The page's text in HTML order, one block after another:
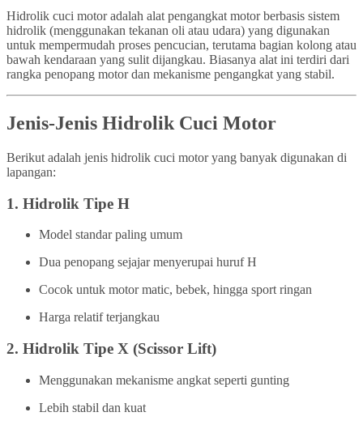
Hidrolik cuci motor adalah alat pengangkat motor berbasis sistem
hidrolik (menggunakan tekanan oli atau udara) yang digunakan
untuk mempermudah proses pencucian, terutama bagian kolong atau
bawah kendaraan yang sulit dijangkau. Biasanya alat ini terdiri dari
rangka penopang motor dan mekanisme pengangkat yang stabil.
Jenis-Jenis Hidrolik Cuci Motor
Berikut adalah jenis hidrolik cuci motor yang banyak digunakan di
lapangan:
1. Hidrolik Tipe H
Model standar paling umum
Dua penopang sejajar menyerupai huruf H
Cocok untuk motor matic, bebek, hingga sport ringan
Harga relatif terjangkau
2. Hidrolik Tipe X (Scissor Lift)
Menggunakan mekanisme angkat seperti gunting
Lebih stabil dan kuat